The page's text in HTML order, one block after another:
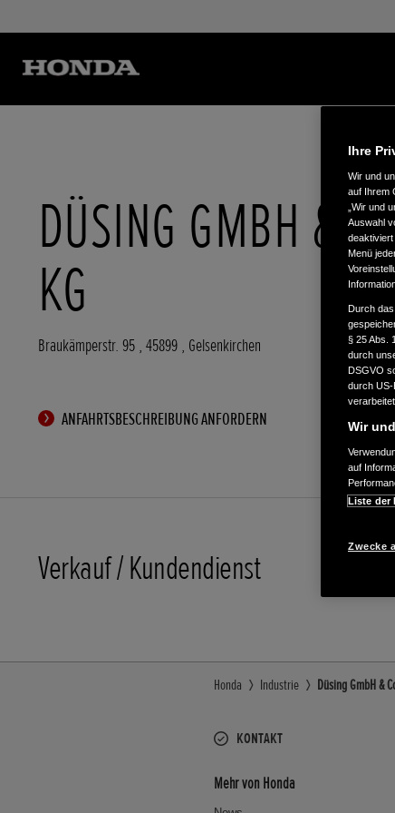
DÜSING GMBH &
KG
Braukämperstr. 95 , 45899 , Gelsenkirchen
ANFAHRTSBESCHREIBUNG ANFORDERN
Verkauf / Kundendienst
Honda Industrie Düsing GmbH &
KONTAKT
Mehr von Honda
Ihre
Wir und
auf Ihrem
„Wir und
Auswahl
deaktiviert
Menü
Durch
§ 25 Abs.
durch
DSGVO
durch US-
Wir
auf
Liste der
Zwecke